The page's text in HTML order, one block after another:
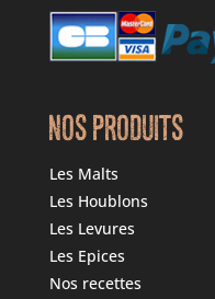
NOS PRODUITS
Les Malts
Les Houblons
Les Levures
Les Epices
Nos recettes